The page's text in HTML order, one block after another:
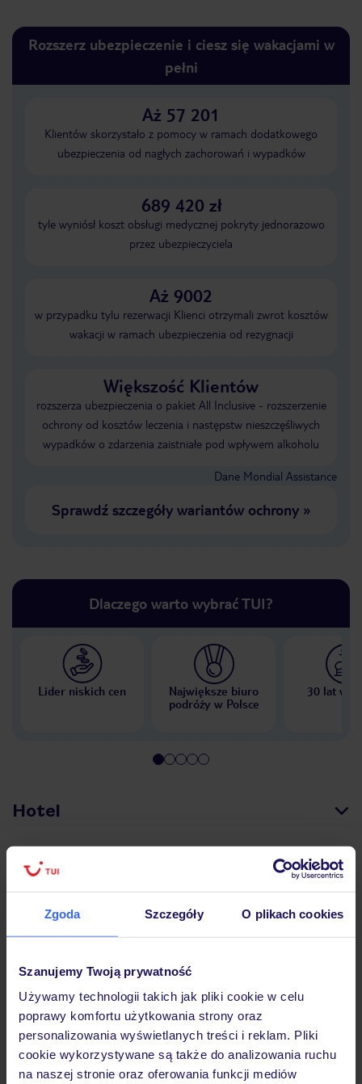
Zgoda Szczegóły O plikach cookies
Szanujemy Twoją prywatność
Używamy technologii takich jak pliki cookie w celu
poprawy komfortu użytkowania strony oraz
personalizowania wyświetlanych treści i reklam. Pliki
cookie wykorzystywane są także do analizowania ruchu
na naszej stronie oraz oferowania funkcji mediów
Rozszerz ubezpieczenie i ciesz się wakacjami w
pełni
Aż 57 201
Klientów skorzystało z pomocy w ramach dodatkowego
ubezpieczenia od nagłych zachorowań i wypadków
689 420 zł
tyle wyniósł koszt obsługi medycznej pokryty jednorazowo
przez ubezpieczyciela
Aż 9002
w przypadku tylu rezerwacji Klienci otrzymali zwrot kosztów
wakacji w ramach ubezpieczenia od rezygnacji
Większość Klientów
rozszerza ubezpieczenia o pakiet All Inclusive - rozszerzenie
ochrony od kosztów leczenia i następstw nieszczęśliwych
wypadków o zdarzenia zaistniałe pod wpływem alkoholu
Dane Mondial Assistance
Sprawdź szczegóły wariantów ochrony»
Dlaczego warto wybrać TUI?
Lider niskich cen
Największe biuro
podróży w Polsce
30 lat w
Hotel
Pokoje
Wyżywienie
Atrakcje
Ważne informacje